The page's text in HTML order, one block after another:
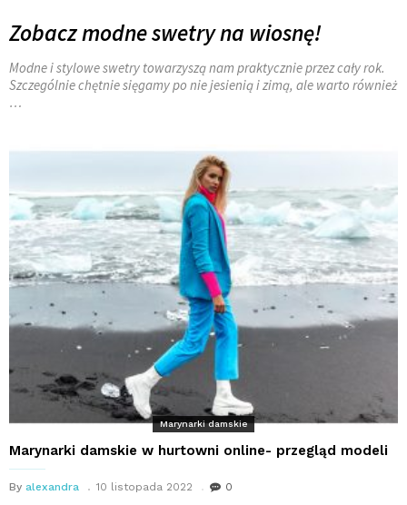
Zobacz modne swetry na wiosnę!
Modne i stylowe swetry towarzyszą nam praktycznie przez cały rok.
Szczególnie chętnie sięgamy po nie jesienią i zimą, ale warto również
…
Marynarki damskie
Marynarki damskie w hurtowni online- przegląd modeli
By alexandra 10 listopada 2022 0